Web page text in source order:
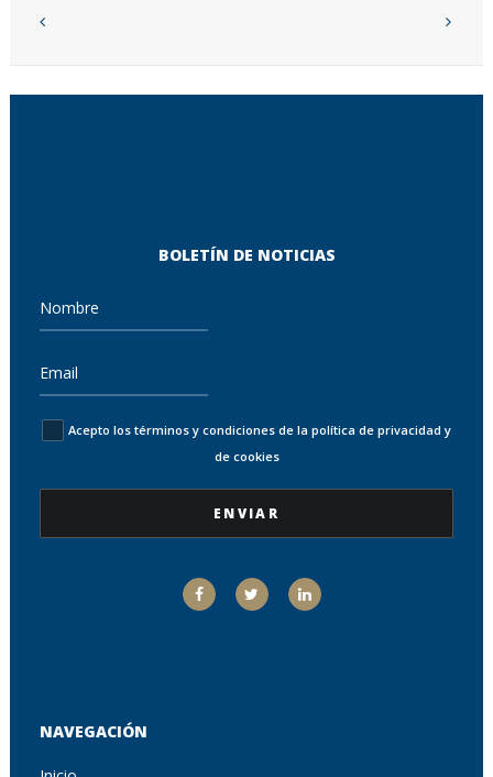
BOLETÍN DE NOTICIAS
Acepto los términos y condiciones de la política de privacidad y
de cookies
NAVEGACIÓN